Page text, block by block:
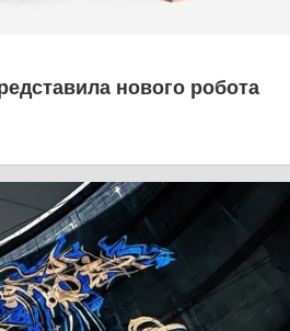
нового робота